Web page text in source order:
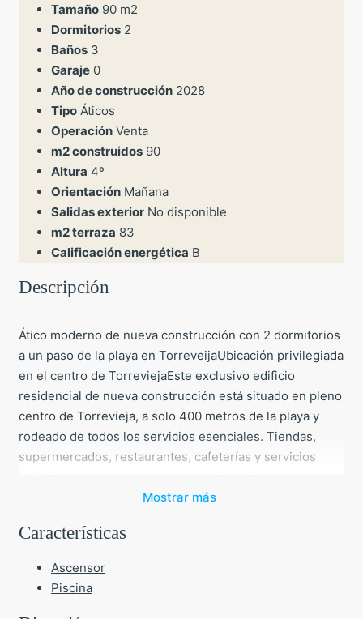
Tamaño 90 m2
Dormitorios 2
Baños 3
Garaje 0
Año de construcción 2028
Tipo Áticos
Operación Venta
m2 construidos 90
Altura 4º
Orientación Mañana
Salidas exterior No disponible
m2 terraza 83
Calificación energética B
Descripción
Ático moderno de nueva construcción con 2 dormitorios
a un paso de la playa en TorreveijaUbicación privilegiada
en el centro de TorreviejaEste exclusivo edificio
residencial de nueva construcción está situado en pleno
centro de Torrevieja, a solo 400 metros de la playa y
rodeado de todos los servicios esenciales. Tiendas,
supermercados, restaurantes, cafeterías y servicios
que esta promoción sea ideal tanto para vivir como para
costeras más populares de la Costa Blanca, conocida
paseos marítimos y su clima mediterráneo durante todo
el año, con una temperatura media anual de 20 grados.
Mostrar más
Características
Ascensor
Piscina